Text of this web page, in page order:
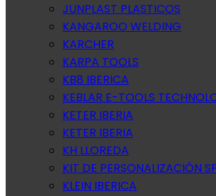
JUNPLAST PLASTICOS
KANGAROO WELDING
KARCHER
KARPA TOOLS
KB8 IBERICA
KEBLAR E-TOOLS
KETER IBERIA
KETER IBERIA
KH LLOREDA
KIT DE PERSONALIZACIÓN
KLEIN IBERICA